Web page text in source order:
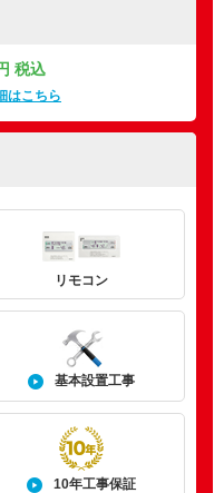
税込
はこちら
リモコン
基本設置工事
10年工事保証